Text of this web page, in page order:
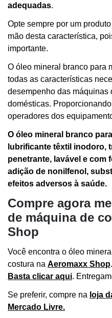
adequadas.
Opte sempre por um
mão desta característica,
importante.
O óleo mineral branco para
todas as características
desempenho das máquinas
domésticas.
operadores dos
O óleo mineral branco
lubrificante têxtil inodoro,
penetrante, lavável e com
adição de nonilfenol,
efeitos adversos à saúde.
Compre agora
de máquina de
Shop
Você encontra o óleo
costura na Aeromaxx Shop
Basta clicar aqui.
Se preferir, compre na loja
Mercado Livre.